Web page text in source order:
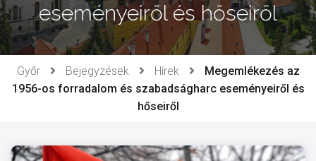
eseményeiről és hőseiről
Győr Bejegyzések Hírek
Megemlékezés az
1956-os forradalom és szabadságharc eseményeiről és
hőseiről